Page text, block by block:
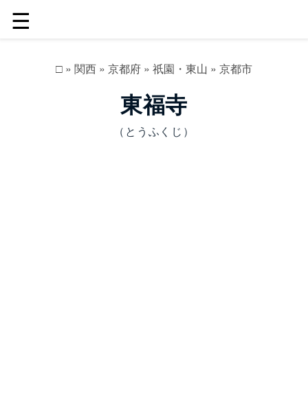
☰
□ » 関西 » 京都府 » 祇園・東山 » 京都市
東福寺
（とうふくじ）